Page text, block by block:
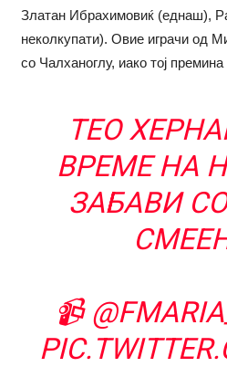
Златан Ибрахимовиќ (еднаш),
неколкупати). Овие играчи од
со Чалханоглу, иако тој
ТЕО
ВРЕМЕ НА
ЗАБАВИ
📹